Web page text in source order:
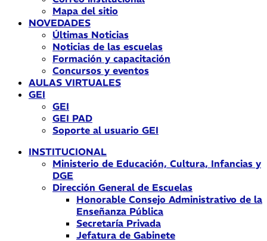
Mapa del sitio
NOVEDADES
Últimas Noticias
Noticias de las escuelas
Formación y capacitación
Concursos y eventos
AULAS VIRTUALES
GEI
GEI
GEI PAD
Soporte al usuario GEI
INSTITUCIONAL
Ministerio de Educación, Cultura, Infancias y
DGE
Dirección General de Escuelas
Honorable Consejo Administrativo de la
Enseñanza Pública
Secretaría Privada
Jefatura de Gabinete